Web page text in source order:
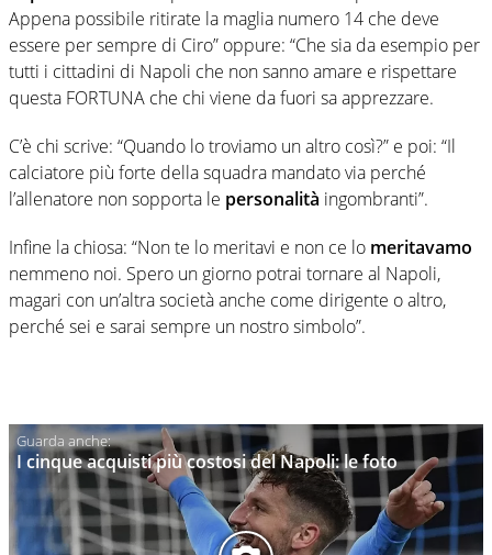
Appena possibile ritirate la maglia numero 14 che deve
essere per sempre di Ciro” oppure: “Che sia da esempio per
tutti i cittadini di Napoli che non sanno amare e rispettare
questa FORTUNA che chi viene da fuori sa apprezzare.
C’è chi scrive: “Quando lo troviamo un altro così?” e poi: “Il
calciatore più forte della squadra mandato via perché
l’allenatore non sopporta le personalità ingombranti”.
Infine la chiosa: “Non te lo meritavi e non ce lo meritavamo
nemmeno noi. Spero un giorno potrai tornare al Napoli,
magari con un’altra società anche come dirigente o altro,
perché sei e sarai sempre un nostro simbolo”.
I cinque acquisti più costosi del Napoli: le foto